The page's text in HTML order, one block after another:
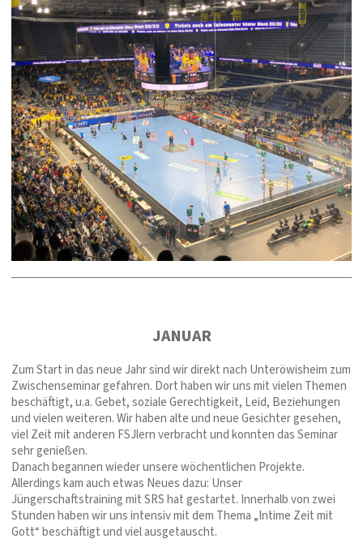
JANUAR
Zum Start in das neue Jahr sind wir direkt nach Unteröwisheim zum
Zwischenseminar gefahren. Dort haben wir uns mit vielen Themen
beschäftigt, u.a. Gebet, soziale Gerechtigkeit, Leid, Beziehungen
und vielen weiteren. Wir haben alte und neue Gesichter gesehen,
viel Zeit mit anderen FSJlern verbracht und konnten das Seminar
sehr genießen.
Danach begannen wieder unsere wöchentlichen Projekte.
Allerdings kam auch etwas Neues dazu: Unser
Jüngerschaftstraining mit SRS hat gestartet. Innerhalb von zwei
Stunden haben wir uns intensiv mit dem Thema „Intime Zeit mit
Gott“ beschäftigt und viel ausgetauscht.